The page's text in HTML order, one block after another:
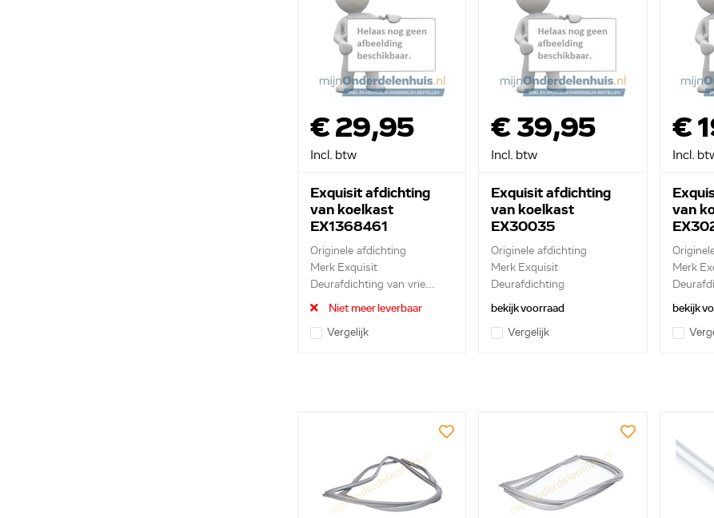
€ 29,95
Incl. btw
Exquisit afdichting
van koelkast
EX1368461
Originele afdichting
Merk Exquisit
Deurafdichting van vrie...
Niet meer leverbaar
Vergelijk
€ 39,95
Incl. btw
Exquisit afdichting
van koelkast
EX30035
Originele afdichting
Merk Exquisit
Deurafdichting
bekijk voorraad
Vergelijk
€
Incl.
van
Merk
bekijk